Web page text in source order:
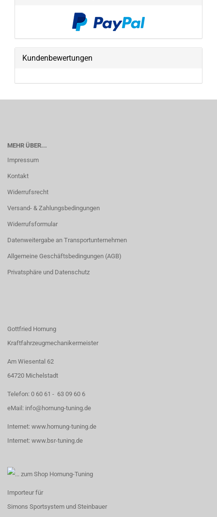
Kundenbewertungen
MEHR ÜBER...
Impressum
Kontakt
Widerrufsrecht
Versand- & Zahlungsbedingungen
Widerrufsformular
Datenweitergabe an Transportunternehmen
Allgemeine Geschäftsbedingungen (AGB)
Privatsphäre und Datenschutz
Gottfried Hornung
Kraftfahrzeugmechanikermeister
Am Wiesental 62
64720 Michelstadt
Telefon: 0 60 61 - 63 09 60 6
eMail: info@hornung-tuning.de
Internet: www.hornung-tuning.de
Internet: www.bsr-tuning.de
Importeur für
Simons Sportsystem und Steinbauer